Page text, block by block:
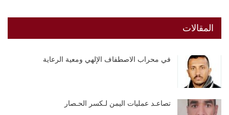
المقالات
في محراب الاصطفاف الإلهي ومعية الرعاية
تصاعـد عمليات اليمن لـكسر الحـصار